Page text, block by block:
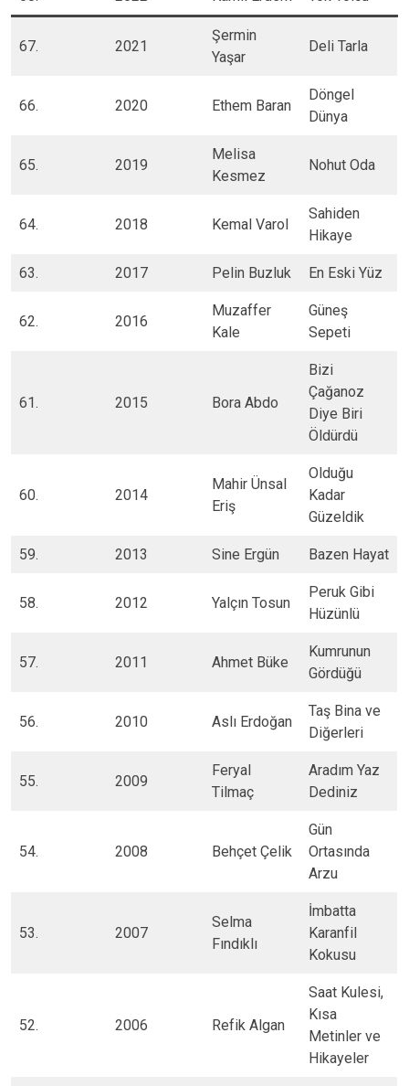
67. 2021
Şermin
Yaşar
Deli Tarla
66. 2020 Ethem Baran
Döngel
Dünya
65. 2019
Melisa
Kesmez
Nohut Oda
64. 2018 Kemal Varol
Sahiden
Hikaye
63. 2017 Pelin Buzluk En Eski Yüz
62. 2016
Muzaffer
Kale
Güneş
Sepeti
61. 2015 Bora Abdo
Bizi
Çağanoz
Diye Biri
Öldürdü
​60. ​2014
Mahir Ünsal
Eriş​
​Olduğu
Kadar
Güzeldik
59.​ ​2013 ​Sine Ergün ​Bazen Hayat
​58. ​2012 ​Yalçın Tosun
​Peruk Gibi
Hüzünlü
57​. 2011​ Ahmet Büke​
Kumrunun
Gördüğü​
56​. 2010​ Aslı Erdoğan​
Taş Bina ve
Diğerleri​
55​. 2009​
Feryal
Tilmaç​
Aradım Yaz
Dediniz​
54.​ 2008 ​Behçet Çelik
​Gün
Ortasında
Arzu
​53. 2007
Selma
Fındıklı
​İmbatta
Karanfil
Kokusu
52.​ ​2006 ​Refik Algan
​Saat Kulesi,
Kısa
Metinler ve
Hikayeler